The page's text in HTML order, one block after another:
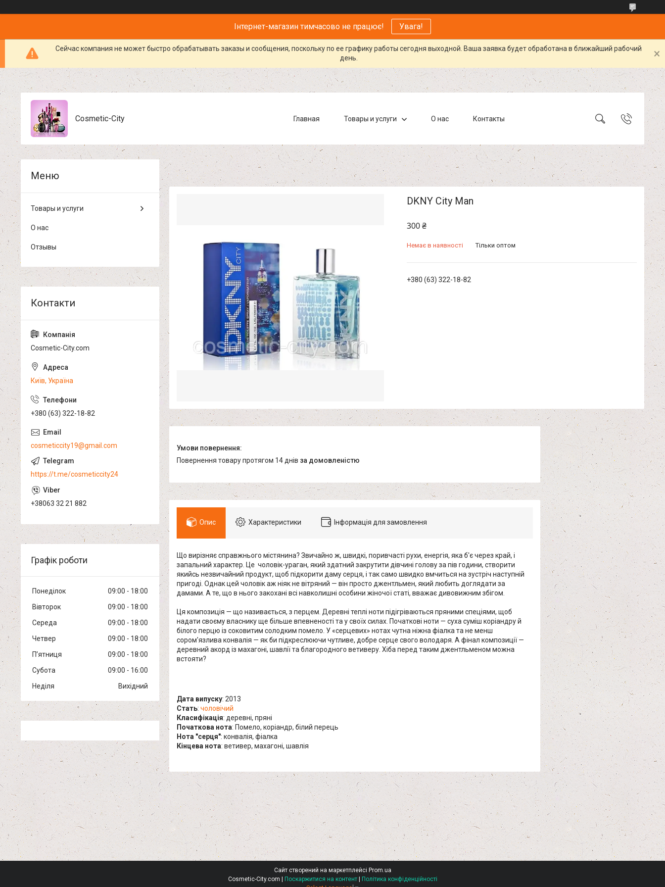
Інтернет-магазин тимчасово не працює! Увага!
Сейчас компания не может быстро обрабатывать заказы и сообщения, поскольку по ее графику работы сегодня выходной. Ваша заявка будет обработана в ближайший рабочий
день.
Cosmetic-City Главная Товары и услуги О нас Контакты
DKNY City Man
300 ₴
Немає в наявності Тільки оптом
+380 (63) 322-18-82
повернення товару протягом 14 днів за домовленістю
Опис Характеристики Інформація для замовлення
Що вирізняє справжнього містянина? Звичайно ж, швидкі, поривчасті рухи, енергія, яка б'є через край, і
запальний характер. Це чоловік-ураган, який здатний закрутити дівчині голову за пів години, створити
якийсь незвичайний продукт, щоб підкорити даму серця, і так само швидко вмчиться на зустріч наступній
пригоді. Однак цей чоловік аж ніяк не вітряний — він просто джентльмен, який любить доглядати за
дамами. А те, що в нього закохані всі навколишні особини жіночої статі, вважає дивовижним збігом.
Ця композиція — що називається, з перцем. Деревні теплі ноти підігріваються пряними спеціями, щоб
надати своєму власнику ще більше впевненості та у своїх силах. Початкові ноти — суха суміш коріандру й
білого перцю із соковитим солодким помело. У «серцевих» нотах чутна ніжна фіалка та не менш
сором'язлива конвалія — як би підкреслюючи чутливе, добре серце свого володаря. А фінал композиції —
деревний акорд із махагоні, шавлії та благородного ветиверу. Хіба перед таким джентльменом можна
встояти?
Дата випуску: 2013
Стать: чоловічий
Класифікація: деревні, пряні
Початкова нота: Помело, коріандр, білий перець
Нота "серця": конвалія, фіалка
Кінцева нота: ветивер, махагоні, шавлія
Товары и услуги
О нас
Отзывы
Cosmetic-City.com
Київ, Україна
+380 (63) 322-18-82
cosmeticcity19@gmail.com
https://t.me/cosmeticcity24
+38063 32 21 882
Графік роботи
Понеділок 09:00
18:00
Вівторок
09:00
18:00
Середа
09:00
18:00
Четвер
09:00
18:00
Пʼятниця
09:00
18:00
Субота
09:00
16:00
Неділя
Вихідний
Сайт створений на маркетплейсі Prom.ua
Cosmetic-City.com | Поскаржитися на контент | Політика конфіденційності